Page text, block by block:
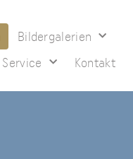
Bildergalerien
Service Kontakt